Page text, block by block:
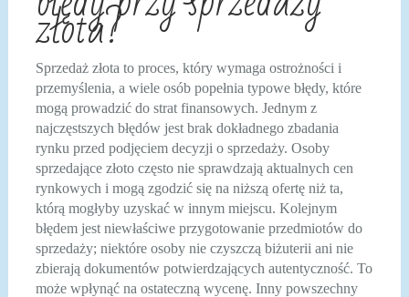
złota?
Sprzedaż złota to proces, który wymaga ostrożności i
przemyślenia, a wiele osób popełnia typowe błędy, które
mogą prowadzić do strat finansowych. Jednym z
najczęstszych błędów jest brak dokładnego zbadania
rynku przed podjęciem decyzji o sprzedaży. Osoby
sprzedające złoto często nie sprawdzają aktualnych cen
rynkowych i mogą zgodzić się na niższą ofertę niż ta,
którą mogłyby uzyskać w innym miejscu. Kolejnym
błędem jest niewłaściwe przygotowanie przedmiotów do
sprzedaży; niektóre osoby nie czyszczą biżuterii ani nie
zbierają dokumentów potwierdzających autentyczność. To
może wpłynąć na ostateczną wycenę. Inny powszechny